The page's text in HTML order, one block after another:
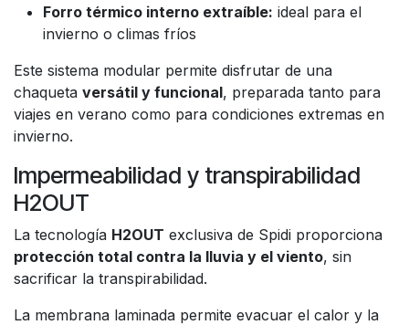
Forro térmico interno extraíble: ideal para el
invierno o climas fríos
Este sistema modular permite disfrutar de una
chaqueta versátil y funcional, preparada tanto para
viajes en verano como para condiciones extremas en
invierno.
Impermeabilidad y transpirabilidad
H2OUT
La tecnología H2OUT exclusiva de Spidi proporciona
protección total contra la lluvia y el viento, sin
sacrificar la transpirabilidad.
La membrana laminada permite evacuar el calor y la